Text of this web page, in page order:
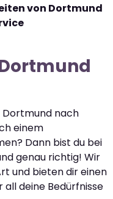
von Dortmund
Dortmund nach
einem
Dann bist du bei
genau richtig! Wir
und bieten dir einen
deine Bedürfnisse